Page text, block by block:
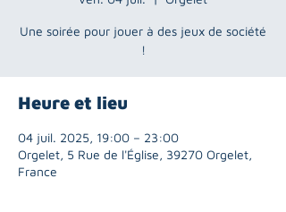
Une soirée pour jouer à des jeux de société
!
Heure et lieu
04 juil. 2025, 19:00 – 23:00
Orgelet, 5 Rue de l'Église, 39270 Orgelet,
France